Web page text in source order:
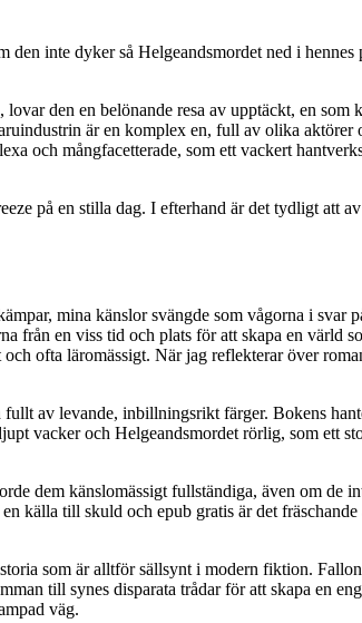
inte dyker så Helgeandsmordet ned i
den en belönande resa av upptäckt, en som
är en komplex en, full av olika
och mångfacetterade, som ett vackert
på en stilla dag. I efterhand är det tydligt att
mina känslor svängde som vågorna i svar
från en viss tid och plats för att skapa en värld
ofta läromässigt. När jag reflekterar över
av levande, inbillningsrikt färger. Bokens
vacker och Helgeandsmordet rörlig, som ett
dem känslomässigt fullständiga, även om de
källa till skuld och epub gratis är det
som är alltför sällsynt i modern fiktion.
till synes disparata trådar för att skapa en
väg.